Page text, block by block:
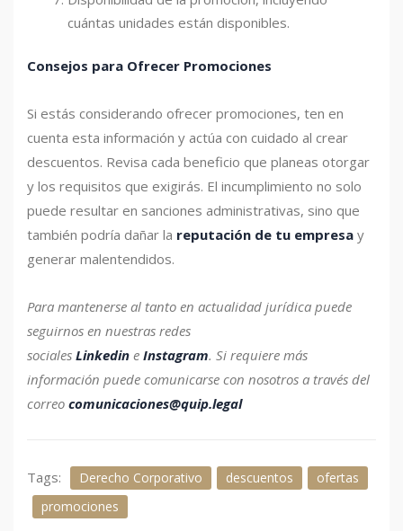
cuántas unidades están disponibles.
Consejos para Ofrecer Promociones
Si estás considerando ofrecer promociones, ten en
cuenta esta información y actúa con cuidado al crear
descuentos. Revisa cada beneficio que planeas otorgar
y los requisitos que exigirás. El incumplimiento no solo
puede resultar en sanciones administrativas, sino que
también podría dañar la reputación de tu empresa y
generar malentendidos.
Para mantenerse al tanto en actualidad jurídica puede
seguirnos en nuestras redes
sociales Linkedin e Instagram. Si requiere más
información puede comunicarse con nosotros a través del
correo comunicaciones@quip.legal
Tags: Derecho Corporativo descuentos
ofertas
promociones